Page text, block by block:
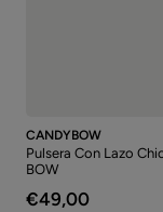
CANDYBOW
Pulsera Con Lazo
BOW
€49,00